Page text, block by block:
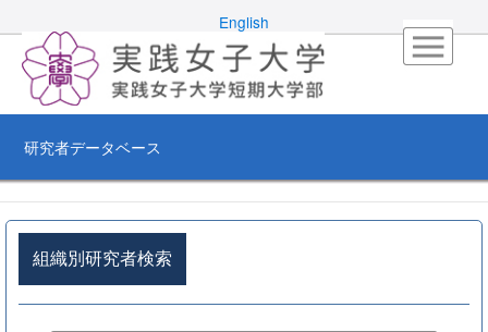
English
研究者データベース
組織別研究者検索